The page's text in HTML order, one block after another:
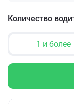
Количество
1 и более